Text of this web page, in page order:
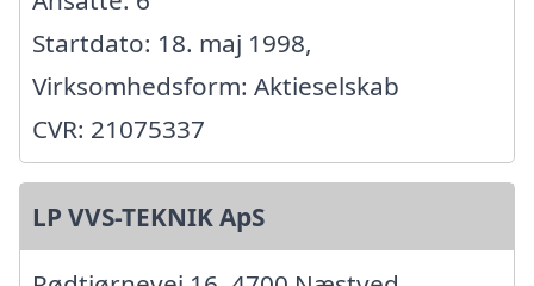
Startdato: 18. maj 1998,
Virksomhedsform: Aktieselskab
CVR: 21075337
LP VVS-TEKNIK ApS